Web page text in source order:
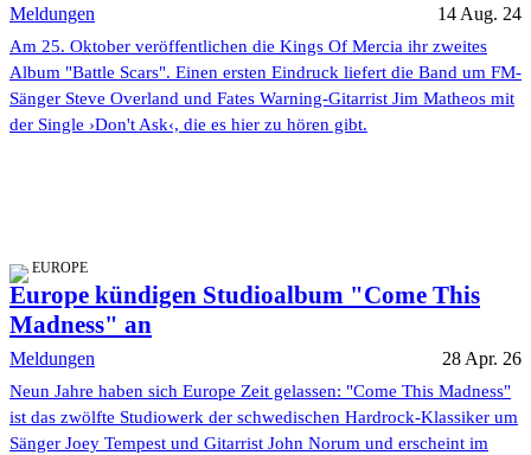
Meldungen 14 Aug. 24
Am 25. Oktober veröffentlichen die Kings Of Mercia ihr zweites
Album "Battle Scars". Einen ersten Eindruck liefert die Band um FM-
Sänger Steve Overland und Fates Warning-Gitarrist Jim Matheos mit
der Single ›Don't Ask‹, die es hier zu hören gibt.
EUROPE
Europe kündigen Studioalbum "Come This
Madness" an
Meldungen 28 Apr. 26
Neun Jahre haben sich Europe Zeit gelassen: "Come This Madness"
ist das zwölfte Studiowerk der schwedischen Hardrock-Klassiker um
Sänger Joey Tempest und Gitarrist John Norum und erscheint im